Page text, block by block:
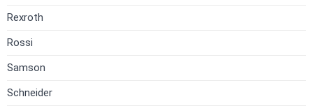
Rexroth
Rossi
Samson
Schneider